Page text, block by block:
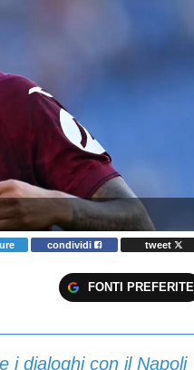
condividi tweet
FONTI PREFERITE
i dialoghi con il Napoli